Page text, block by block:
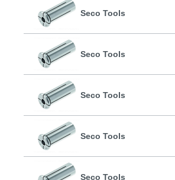
Seco Tools
Seco Tools
Seco Tools
Seco Tools
Seco Tools